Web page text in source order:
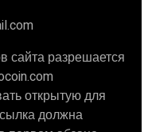
сайта разрешается
открытую для
должна